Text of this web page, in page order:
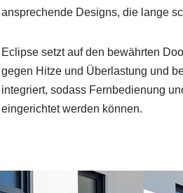
ansprechende Designs, die lange
Eclipse setzt auf den bewährten
gegen Hitze und Überlastung und
integriert, sodass Fernbedienung
eingerichtet werden können.